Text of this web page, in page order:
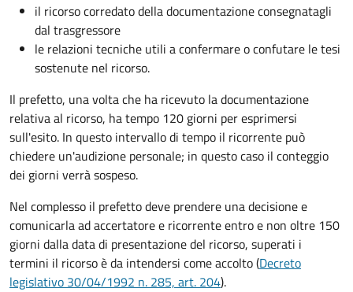
il ricorso corredato della documentazione consegnatagli
dal trasgressore
le relazioni tecniche utili a confermare o confutare le tesi
sostenute nel ricorso.
Il prefetto, una volta che ha ricevuto la documentazione
relativa al ricorso, ha tempo 120 giorni per esprimersi
sull'esito. In questo intervallo di tempo il ricorrente può
chiedere un'audizione personale; in questo caso il conteggio
dei giorni verrà sospeso.
Nel complesso il prefetto deve prendere una decisione e
comunicarla ad accertatore e ricorrente entro e non oltre 150
giorni dalla data di presentazione del ricorso, superati i
termini il ricorso è da intendersi come accolto (Decreto
legislativo 30/04/1992 n. 285, art. 204).